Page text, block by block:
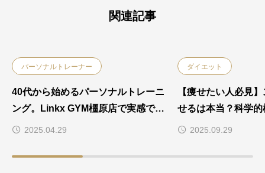
関連記事
パーソナルトレーナー
40代から始めるパーソナルトレーニ
ング。Linkx GYM橿原店で実感でき
る変化とは？
2025.04.29
ダイエット
【痩せたい人必見
せるは本当？科学
解説！
2025.09.29